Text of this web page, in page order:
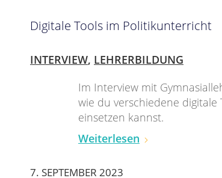
Digitale Tools im Politikunterricht
INTERVIEW, LEHRERBILDUNG
Im Interview mit
wie du verschiedene
einsetzen kannst.
Weiterlesen
7. SEPTEMBER 2023